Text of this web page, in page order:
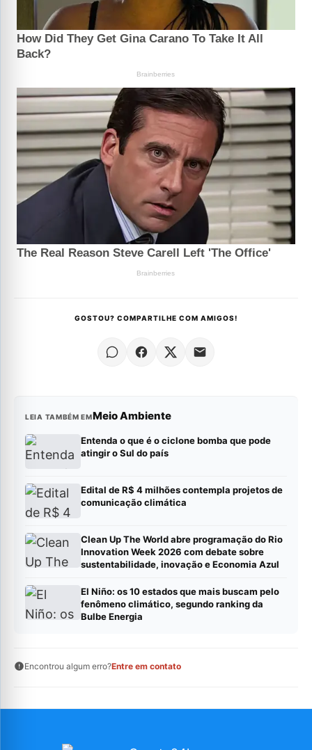
GOSTOU? COMPARTILHE COM AMIGOS!
LEIA TAMBÉM EMMeio Ambiente
Entenda o que é o ciclone bomba que pode
atingir o Sul do país
Edital de R$ 4 milhões contempla projetos de
comunicação climática
Clean Up The World abre programação do Rio
Innovation Week 2026 com debate sobre
sustentabilidade, inovação e Economia Azul
El Niño: os 10 estados que mais buscam pelo
fenômeno climático, segundo ranking da
Bulbe Energia
Encontrou algum erro?Entre em contato